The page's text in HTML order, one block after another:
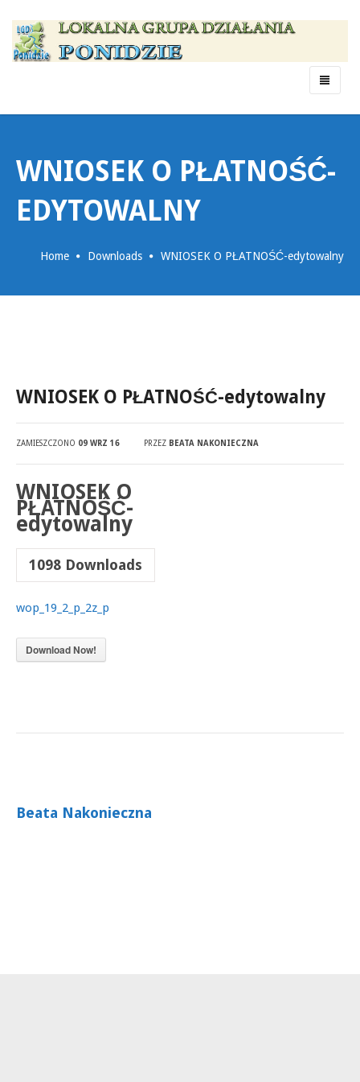
Menu
WNIOSEK O PŁATNOŚĆ-
EDYTOWALNY
Home Downloads WNIOSEK O PŁATNOŚĆ-edytowalny
WNIOSEK O PŁATNOŚĆ-edytowalny
ZAMIESZCZONO 09 WRZ 16 PRZEZ BEATA NAKONIECZNA
WNIOSEK O
PŁATNOŚĆ-
edytowalny
1098 Downloads
wop_19_2_p_2z_p
Download Now!
Beata Nakonieczna